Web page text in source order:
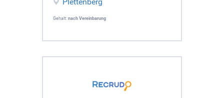
Gehalt: nach Vereinbarung